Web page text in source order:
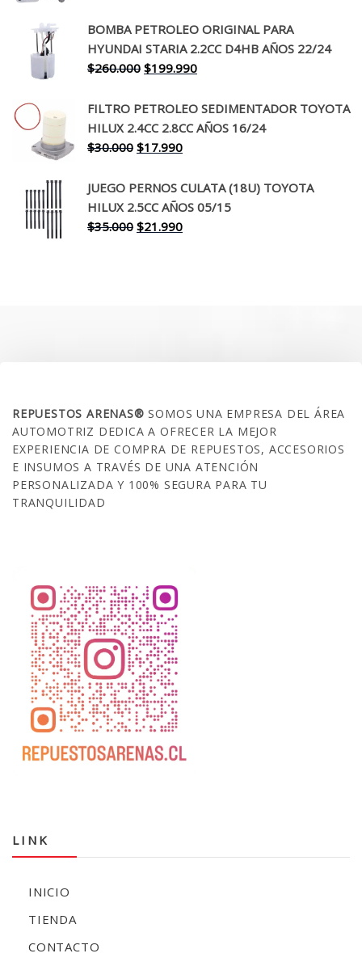
original
era:
$650.000.
actual
es:
$519.990.
BOMBA PETROLEO ORIGINAL PARA
HYUNDAI STARIA 2.2CC D4HB AÑOS 22/24
$260.000 El
original
era:
$260.000.
$199.990El
actual
es:
FILTRO PETROLEO SEDIMENTADOR TOYOTA
HILUX 2.4CC 2.8CC AÑOS 16/24
$30.000 El
original
era:
$30.000.
$17.990El
actual
es:
$17.990.
JUEGO PERNOS CULATA (18U) TOYOTA
HILUX 2.5CC AÑOS 05/15
$35.000 El
$21.990El
REPUESTOS ARENAS®SOMOS UNA EMPRESA DEL ÁREA
AUTOMOTRIZ DEDICA A OFRECER LA MEJOR
EXPERIENCIA DE COMPRA DE REPUESTOS, ACCESORIOS
E INSUMOS A TRAVÉS DE UNA ATENCIÓN
PERSONALIZADA Y 100% SEGURA PARA TU
TRANQUILIDAD
LINK
INICIO
TIENDA
CONTACTO